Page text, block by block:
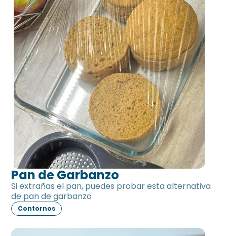
Pan de Garbanzo
Si extrañas el pan, puedes probar esta alternativa
de pan de garbanzo
Contornos